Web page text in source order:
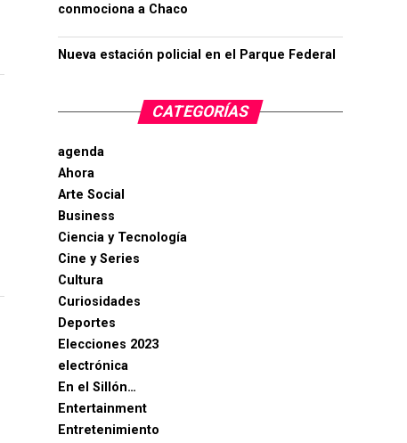
conmociona a Chaco
Nueva estación policial en el Parque Federal
CATEGORÍAS
agenda
Ahora
Arte Social
Business
Ciencia y Tecnología
Cine y Series
Cultura
Curiosidades
Deportes
Elecciones 2023
electrónica
En el Sillón…
Entertainment
Entretenimiento